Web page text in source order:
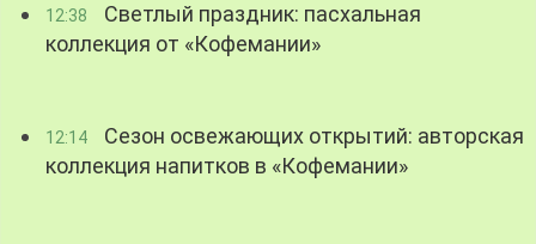
12:38
Светлый праздник: пасхальная
коллекция от «Кофемании»
12:14
Сезон освежающих открытий: авторская
коллекция напитков в «Кофемании»